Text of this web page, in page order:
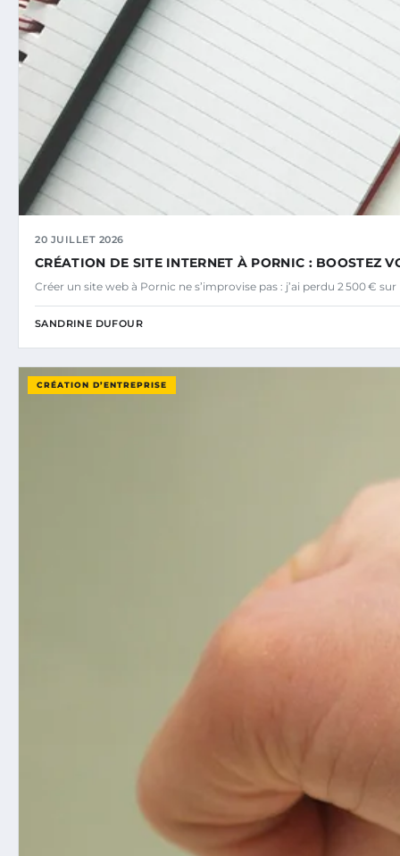
20 JUILLET 2026
CRÉATION DE SITE INTERNET À PORNIC : BOOSTEZ
Créer un site web à Pornic ne s’improvise pas : j’ai perdu 2 500 €
SANDRINE DUFOUR
CRÉATION D’ENTREPRISE